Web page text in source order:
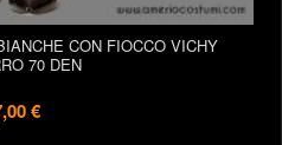
CON FIOCCO VICHY
70 DEN
€